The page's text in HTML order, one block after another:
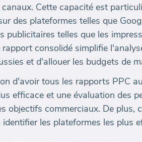
Cette capacité est
des plateformes telles que
publicitaires telles que les
rapport consolidé simplifie
et d'allouer les budgets de
d'avoir tous les rapports PPC
efficace et une évaluation des
objectifs commerciaux. De
identifier les plateformes les plus